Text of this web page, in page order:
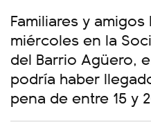
Familiares y
miércoles en la
del Barrio Agüero,
podría haber
pena de entre 15 y